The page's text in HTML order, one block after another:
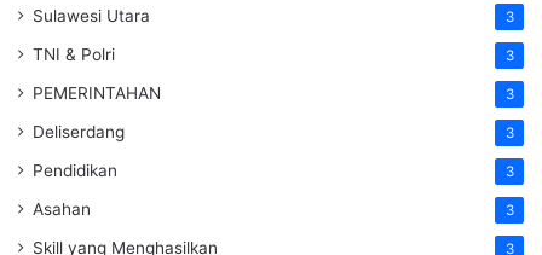
Sulawesi Utara 3
TNI & Polri 3
PEMERINTAHAN 3
Deliserdang 3
Pendidikan 3
Asahan 3
Skill yang Menghasilkan 3